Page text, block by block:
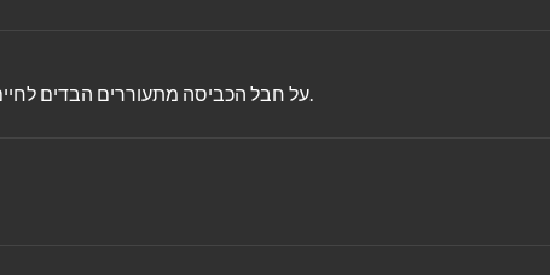
על חבל הכביסה מתעוררים הבדים לחיים ואנו פוגשים, חיות מנוקדות, דב שובב, ג'ירפות ורודות, צב ופרפר.